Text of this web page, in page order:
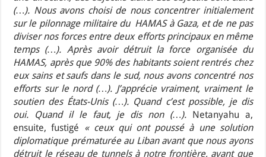
(…). Nous avons choisi de nous concentrer initialement
sur le pilonnage militaire du HAMAS à Gaza, et de ne pas
diviser nos forces entre deux efforts principaux en même
temps (…). Après avoir détruit la force organisée du
HAMAS, après que 90% des habitants soient rentrés chez
eux sains et saufs dans le sud, nous avons concentré nos
efforts sur le nord (…). J’apprécie vraiment, vraiment le
soutien des États-Unis (…). Quand c’est possible, je dis
oui. Quand il le faut, je dis non (…). Netanyahu a,
ensuite, fustigé « ceux qui ont poussé à une solution
diplomatique prématurée au Liban avant que nous ayons
détruit le réseau de tunnels à notre frontière, avant que